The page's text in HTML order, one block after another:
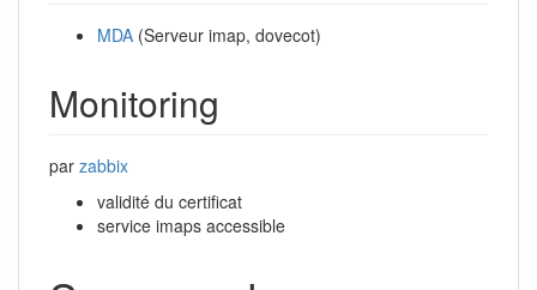
MDA (Serveur imap, dovecot)
Monitoring
par zabbix
validité du certificat
service imaps accessible